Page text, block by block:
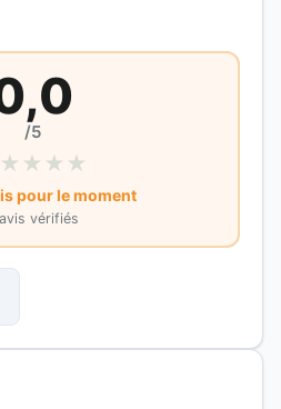
/5
★ ★ ★ ★
pour le moment
vérifiés